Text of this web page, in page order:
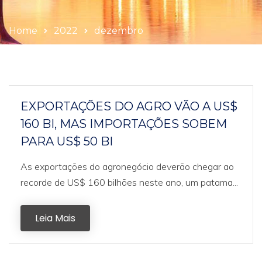
Home 2022 dezembro
EXPORTAÇÕES DO AGRO VÃO A US$
160 BI, MAS IMPORTAÇÕES SOBEM
PARA US$ 50 BI
As exportações do agronegócio deverão chegar ao
recorde de US$ 160 bilhões neste ano, um patama...
Leia Mais